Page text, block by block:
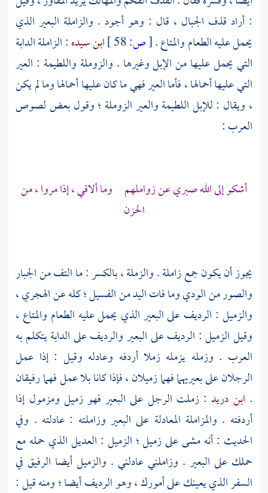
: أراد قذف الجبال ، قال : وهو أجود . والزاملة البعير الذي
يحمل عليه الطعام والمتاع .[ص: ابن سيده: الزاملة الدابة
التي يحمل عليها من الإبل وغيرها . والزوملة واللطيمة : العير
التي عليها أحمالها ، فأما العير فهي ما كان عليها أحمالها وما لم يكن
، ويقال : للإبل اللطيمة والعير الزوملة ؛ وقول بعض لصوص
العرب :
أشكو إلى الله صبري عن زواملهم وما ألاقي ، إذا مروا ، من
الحزن
يجوز أن يكون جمع زاملة . والزملة ، بالكسر : ما التف من الجبار
والصور من الودي وما فات اليد من الفسيل ؛ كله عن الهجري ،
والزميل : الرديف على البعير الذي يحمل عليه الطعام والمتاع ،
وقيل الزميل : الرديف على البعير والرديف على الدابة يتكلم به
العرب . وزمله يزمله زملا أردفه وعادله وقيل : إذا عمل
الرجلان على بعيريهما فهما زميلان ، فإذا كانا بلا عمل فهما رفيقان
. ابن دريد : زملت الرجل على البعير فهو زميل ومزمول إذا
أردفته . والمزاملة المعادلة على البعير وزاملته : عادلته . وفي
الحديث : أنه مشى على زميل ؛ الزميل : العديل الذي حمله مع
حملك على البعير . وزاملني عادلني . والزميل أيضا الرفيق في
السفر الذي يعينك على أمورك ، وهو الرديف أيضا ؛ ومنه قيل :